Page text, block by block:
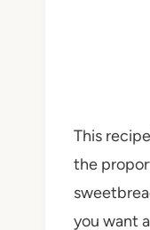
This
the
you want